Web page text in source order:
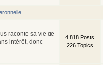
raconte sa vie de
intérêt, donc
4 818 Posts
226 Topics